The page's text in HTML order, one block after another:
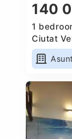
140
1
Ciutat